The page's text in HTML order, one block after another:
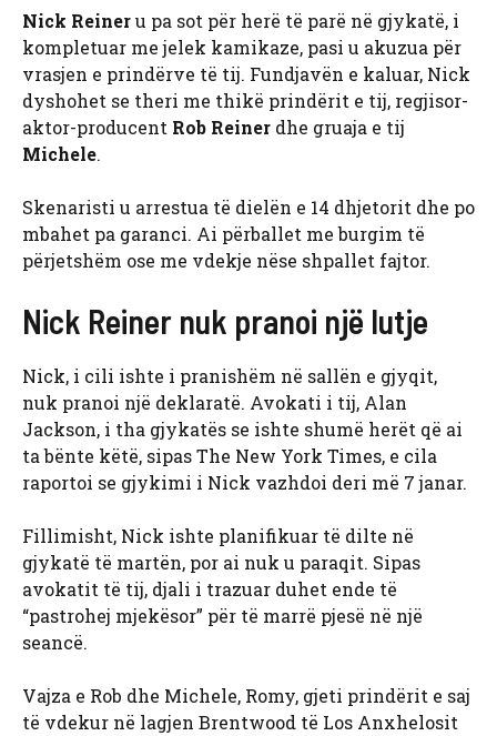
Nick Reineru pa sot për herë të parë në gjykatë, i
kompletuar me jelek kamikaze, pasi u akuzua për
vrasjen e prindërve të tij. Fundjavën e kaluar, Nick
dyshohet se theri me thikë prindërit e tij, regjisor-
aktor-producent Rob Reiner dhe gruaja e tij
Michele.
Skenaristi u arrestua të dielën e 14 dhjetorit dhe po
mbahet pa garanci. Ai përballet me burgim të
përjetshëm ose me vdekje nëse shpallet fajtor.
Nick Reiner nuk pranoi një lutje
Nick, i cili ishte i pranishëm në sallën e gjyqit,
nuk pranoi një deklaratë. Avokati i tij, Alan
Jackson, i tha gjykatës se ishte shumë herët që ai
ta bënte këtë, sipas The New York Times, e cila
raportoi se gjykimi i Nick vazhdoi deri më 7 janar.
Fillimisht, Nick ishte planifikuar të dilte në
gjykatë të martën, por ai nuk u paraqit. Sipas
avokatit të tij, djali i trazuar duhet ende të
“pastrohej mjekësor” për të marrë pjesë në një
seancë.
Vajza e Rob dhe Michele, Romy, gjeti prindërit e saj
të vdekur në lagjen Brentwood të Los Anxhelosit